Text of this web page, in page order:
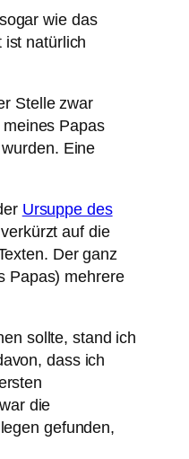
wie das
ist natürlich
Stelle zwar
Papas
Eine
Ursuppe des
auf die
Der ganz
Papas) mehrere
sollte, stand ich
dass ich
die
gefunden,